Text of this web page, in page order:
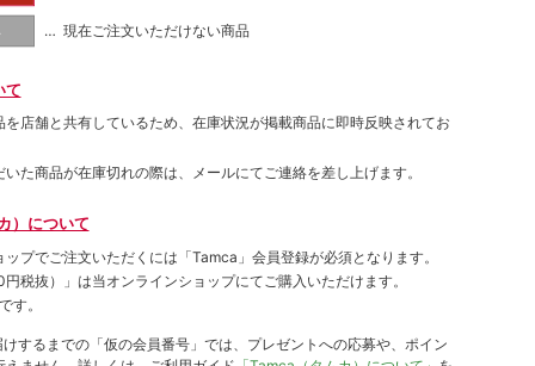
… 現在ご注文いただけない商品
て
を店舗と共有しているため、在庫状況が掲載商品に即時反映されてお
た商品が在庫切れの際は、メールにてご連絡を差し上げます。
）について
プでご注⽂いただくには「Tamca」会員登録が必須となります。
税抜）
」は当オンラインショップにてご購⼊いただけます。
す。
するまでの「仮の会員番号」では、プレゼントへの応募や、ポイン